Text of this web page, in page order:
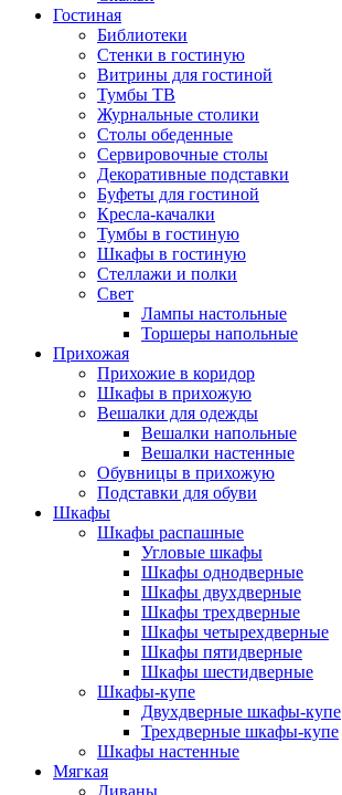
Гостиная
Библиотеки
Стенки в гостиную
Витрины для гостиной
Тумбы ТВ
Журнальные столики
Столы обеденные
Сервировочные столы
Декоративные подставки
Буфеты для гостиной
Кресла-качалки
Тумбы в гостиную
Шкафы в гостиную
Стеллажи и полки
Свет
Лампы настольные
Торшеры напольные
Прихожая
Прихожие в коридор
Шкафы в прихожую
Вешалки для одежды
Вешалки напольные
Вешалки настенные
Обувницы в прихожую
Подставки для обуви
Шкафы
Шкафы распашные
Угловые шкафы
Шкафы однодверные
Шкафы двухдверные
Шкафы трехдверные
Шкафы четырехдверные
Шкафы пятидверные
Шкафы шестидверные
Шкафы-купе
Двухдверные шкафы-купе
Трехдверные шкафы-купе
Шкафы настенные
Мягкая
Диваны